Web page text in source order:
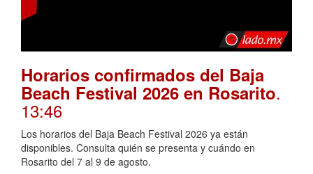
Horarios confirmados del Baja
Beach Festival 2026 en Rosarito.
13:46
Los horarios del Baja Beach Festival 2026 ya están
disponibles. Consulta quién se presenta y cuándo en
Rosarito del 7 al 9 de agosto.